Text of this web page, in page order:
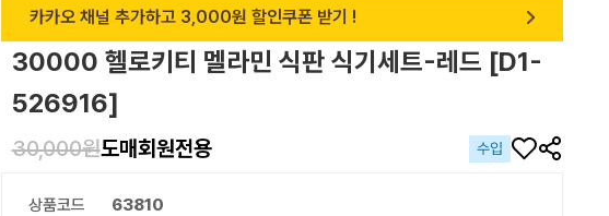
카카오 채널 추가하고 3,000원 할인쿠폰 받기 !
30000 헬로키티 멜라민 식판 식기세트-레드 [D1-
526916]
30,000원도매회원전용
상품코드
63810